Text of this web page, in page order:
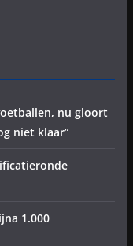
nu gloort
niet klaar”
1.000